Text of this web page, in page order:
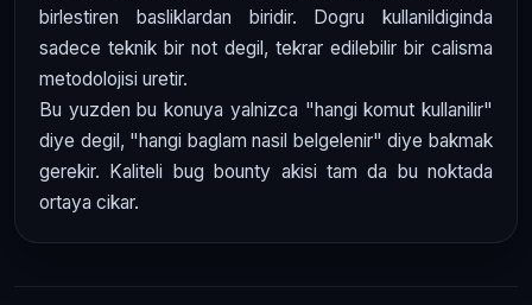
birlestiren basliklardan biridir. Dogru kullanildiginda
sadece teknik bir not degil, tekrar edilebilir bir calisma
metodolojisi uretir.
Bu yuzden bu konuya yalnizca "hangi komut kullanilir"
diye degil, "hangi baglam nasil belgelenir" diye bakmak
gerekir. Kaliteli bug bounty akisi tam da bu noktada
ortaya cikar.